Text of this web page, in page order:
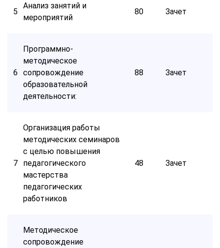
5
Анализ занятий и
мероприятий
80 Зачет
6
Программно-
методическое
сопровождение
образовательной
деятельности:
88 Зачет
7
Организация работы
методических семинаров
с целью повышения
педагогического
мастерства
педагогических
работников
48 Зачет
Методическое
сопровождение